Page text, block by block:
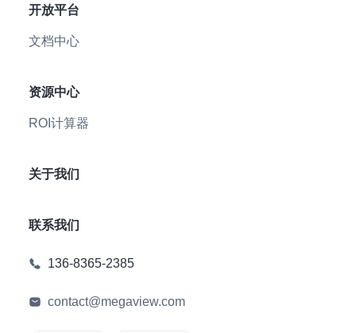
开放平台
文档中心
资源中心
ROI计算器
关于我们
联系我们
136-8365-2385
contact@megaview.com